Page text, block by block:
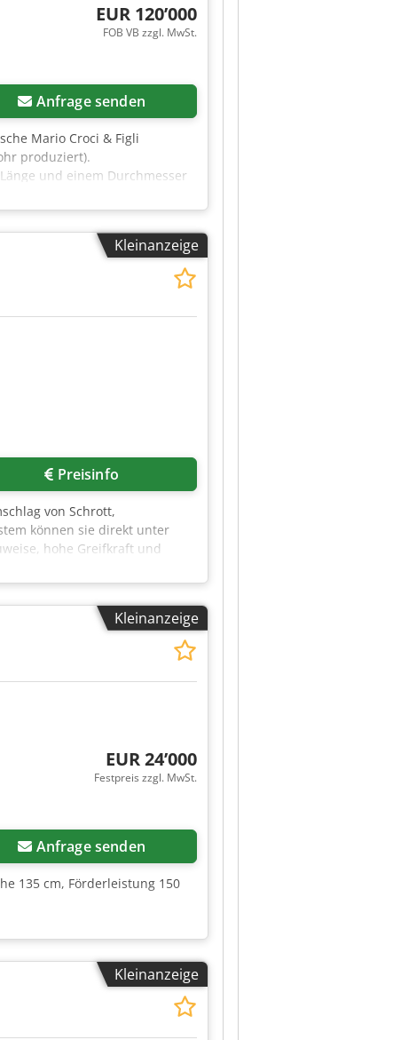
EUR 120’000
FOB VB zzgl. MwSt.
Anfrage senden
Mario Croci & Figli
produziert).
und einem Durchmesser
Ringe. Standort: Drama,
Kleinanzeige
Preisinfo
von Schrott,
können sie direkt unter
hohe Greifkraft und
Sie uns bitte.
Kleinanzeige
EUR 24’000
Festpreis zzgl. MwSt.
Anfrage senden
135 cm, Förderleistung 150
Kleinanzeige